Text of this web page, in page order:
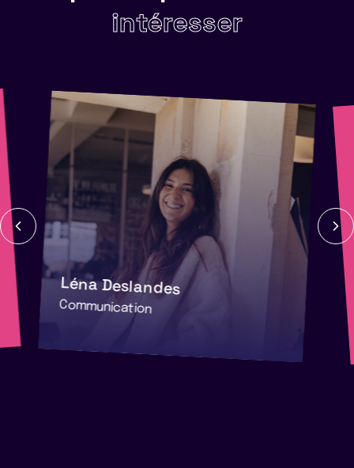
intéresser
Léna Deslandes
Communication